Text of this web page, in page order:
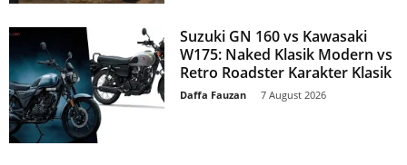
Suzuki GN 160 vs Kawasaki
W175: Naked Klasik Modern vs
Retro Roadster Karakter Klasik
Daffa Fauzan 7 August 2026